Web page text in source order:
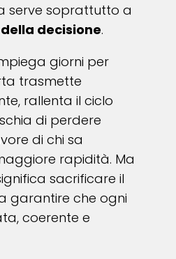
serve soprattutto a
decisione.
giorni per
trasmette
rallenta il ciclo
di perdere
di chi sa
rapidità. Ma
sacrificare il
garantire che ogni
coerente e